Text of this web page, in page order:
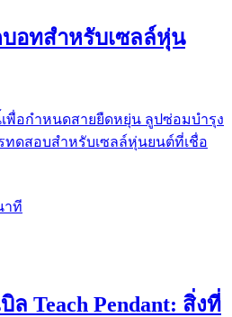
อทสำหรับเซลล์หุ่น
พื่อกำหนดสายยืดหยุ่น ลูปซ่อมบำรุง
ทดสอบสำหรับเซลล์หุ่นยนต์ที่เชื่อ
าที
ล Teach Pendant: สิ่งที่